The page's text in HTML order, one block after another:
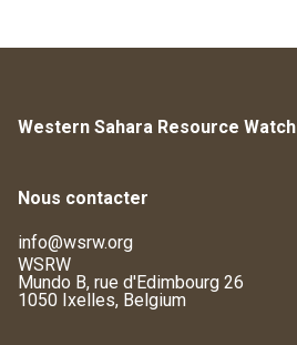
Western Sahara Resource Watch
Nous contacter
info@wsrw.org
WSRW
Mundo B, rue d'Edimbourg 26
1050 Ixelles, Belgium